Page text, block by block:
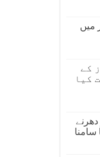
میں
کے
کیا